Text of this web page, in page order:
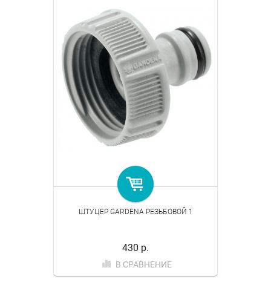
ШТУЦЕР GARDENA РЕЗЬБОВОЙ 1
430 р.
В СРАВНЕНИЕ